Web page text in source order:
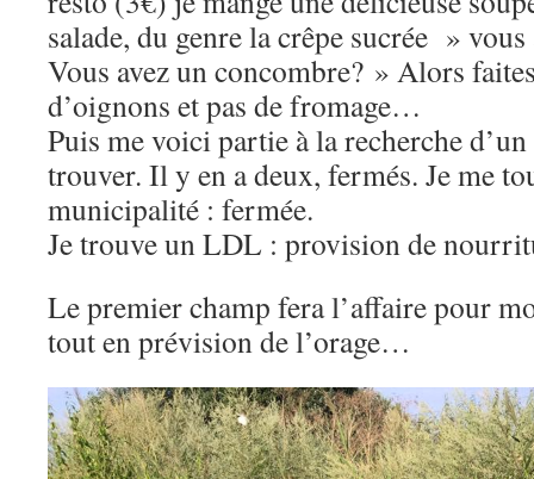
salade, du genre la crêpe sucrée » vous
Vous avez un concombre? » Alors
d’oignons et pas de fromage…
Puis me voici partie à la recherche
trouver. Il y en a deux, fermés. Je me
municipalité : fermée.
Je trouve un LDL : provision de
Le premier champ fera l’affaire pour
tout en prévision de l’orage…